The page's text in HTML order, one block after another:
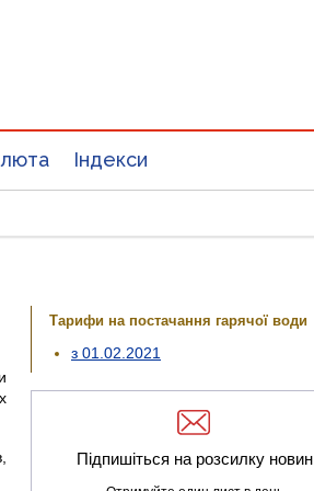
Індекси
Тарифи на постачання гарячої води
з 01.02.2021
Підпишіться на розсилку новин